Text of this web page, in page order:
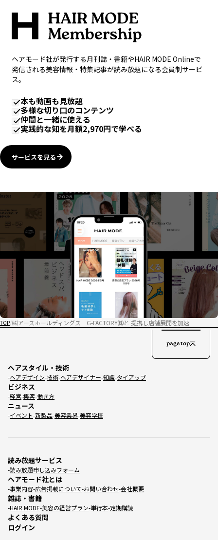
ヘアモード社が発行する月刊誌・書籍やHAIR MODE Onlineで
発信される美容情報・特集記事が読み放題になる会員制サービ
ス。
本も動画も見放題
多様な切り口のコンテンツ
仲間と一緒に使える
実践的な知を月額2,970円で学べる
サービスを見る
TOP ㈱アースホールディングス G-FACTORY㈱と 提携し店舗展開を加速
ヘアスタイル・技術
ヘアデザイン 技術 ヘアデザイナー 知識 タイアップ
ビジネス
経営 集客 働き方
ニュース
イベント 新製品 美容業界 美容学校
読み放題サービス
読み放題申し込みフォーム
ヘアモード社とは
事業内容 広告掲載について お問い合わせ 会社概要
雑誌・書籍
HAIR MODE 美容の経営プラン 単行本 定期購読
よくある質問
ログイン
page top